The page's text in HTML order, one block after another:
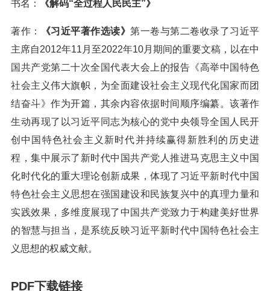
书名： 《解码“全过程人民民主”》
著作： 《习近平著作选读》 第一卷与第二卷收录了习近平
主席自2012年11月至2022年10月期间的重要文稿，以在中
国共产党第二十次全国代表大会上的报告《高举中国特色
社会主义伟大旗帜，为全面建设社会主义现代化国家而团
结奋斗》作为开篇，其余内容依据时间顺序编纂。该著作
生动再现了以习近平同志为核心的党中央领导全国人民开
创中国特色社会主义新时代并持续赢得新胜利的历史进
程，集中展示了新时代中国共产党人推进马克思主义中国
化时代化的重大理论创新成果，体现了习近平新时代中国
特色社会主义思想在强国建设和民族复兴中的真理力量和
实践效果，多维度展现了中国共产党致力于构建美好世界
的智慧与担当，是系统反映习近平新时代中国特色社会主
义思想的权威文献。
PDF下载链接